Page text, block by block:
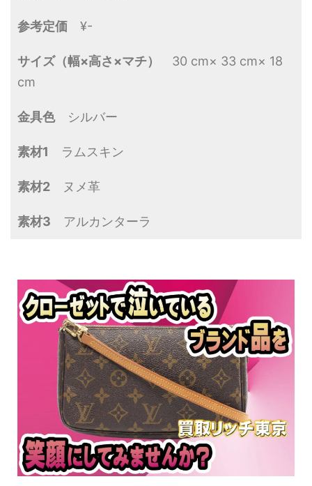
参考定価 ¥-
サイズ（幅×高さ×マチ）
30 cm× 33 cm× 18
cm
金具色シルバー
素材1 ラムスキン
素材2 ヌメ革
素材3 アルカンターラ